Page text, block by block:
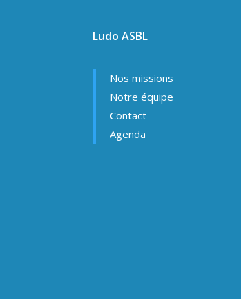
Ludo ASBL
Nos missions
Notre équipe
Contact
Agenda